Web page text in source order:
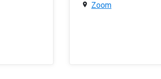
Zoom